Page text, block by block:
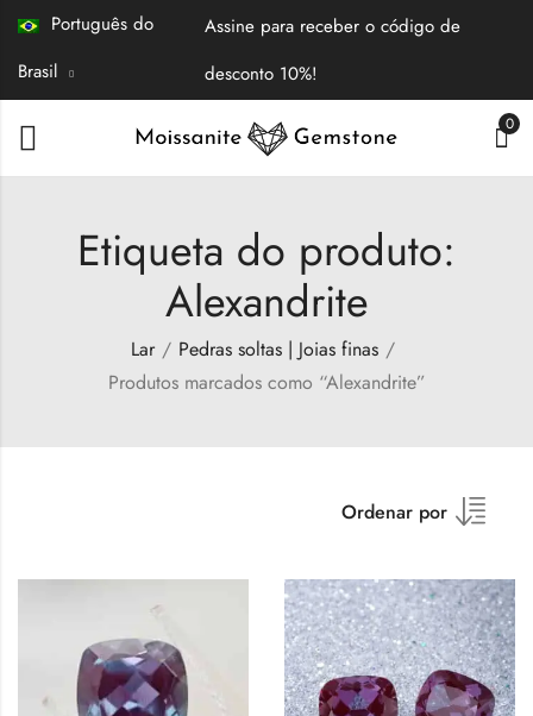
Português do
Brasil
Assine para receber o código de
desconto 10%!
0
Etiqueta do produto:
Alexandrite
Lar
Pedras soltas | Joias finas
Produtos marcados como “Alexandrite”
Ordenar por